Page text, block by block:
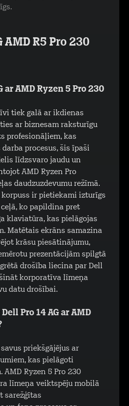
AMD R5 Pro 230
ar AMD Ryzen 5 Pro 230
tiek galā ar ikdienas
ar biznesam raksturīgu
profesionāļiem, kas
procesus, šis īpaši
līdzsvaro jaudu un
AMD Ryzen Pro
daudzuzdevumu režīmā.
ir pietiekami izturīgs
ko papildina pret
klaviatūra, kas pielāgojas
Matētais ekrāns samazina
krāsu piesātinājumu,
prezentācijām spilgtā
drošība liecina par Dell
korporatīva līmeņa
datu drošībai.
Pro 14 AG ar AMD
priekšgājējus ar
kas pielāgoti
AMD Ryzen 5 Pro 230
līmeņa veiktspēju mobilā
sarežģītas